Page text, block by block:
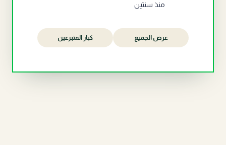
منذ سنتين
عرض الجميع كبار المتبرعين